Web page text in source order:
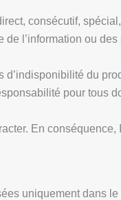
consécutif,
de l’information ou
d’indisponibilité du
pour tous
En
uniquement dans